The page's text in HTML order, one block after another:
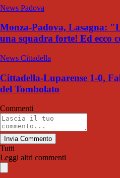
News Padova
Monza-Padova, Lasagna:
una squadra forte! Ed ecco
News Cittadella
Cittadella-Luparense 1-0,
del Tombolato
Commenti
Invia Commento
Tutti
Leggi altri commenti